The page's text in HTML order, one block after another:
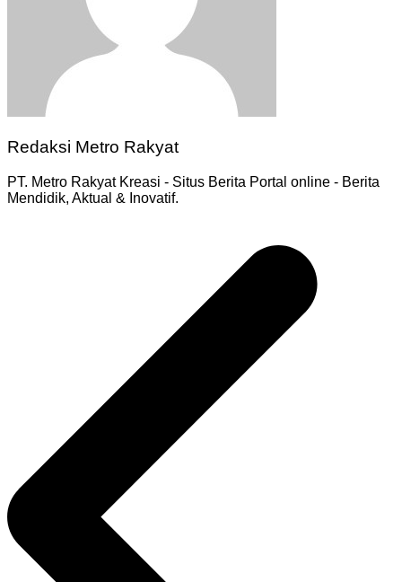
Redaksi Metro Rakyat
PT. Metro Rakyat Kreasi - Situs Berita Portal online - Berita
Mendidik, Aktual & Inovatif.